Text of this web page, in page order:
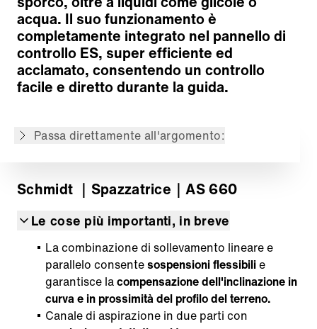
acqua. Il suo funzionamento è
completamente integrato nel pannello di
controllo ES, super efficiente ed
acclamato, consentendo un controllo
facile e diretto durante la guida.
Passa direttamente all'argomento:
Concetto di pulizia
Torna alla panoramica
Schmidt ｜Spazzatrice ｜AS 660
Le cose più importanti, in breve
La combinazione di sollevamento lineare e
parallelo consentesospensioni flessibilie
garantisce lacompensazione dell'inclinazione in
curva e in prossimità del profilo del terreno.
Canale di aspirazione in due parti con